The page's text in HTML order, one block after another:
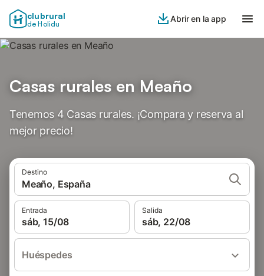
clubrural
de Holidu
Abrir en la app
Casas rurales en Meaño
Tenemos 4 Casas rurales. ¡Compara y reserva al
mejor precio!
Destino
Meaño, España
Entrada
sáb, 15/08
Salida
sáb, 22/08
Huéspedes